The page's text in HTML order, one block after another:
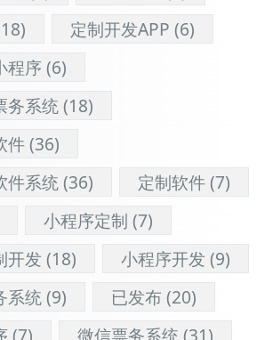
定制开发APP (6)
程序(6)
务系统(18)
件(36)
件系统(36) 定制软件(7)
小程序定制 (7)
开发 (18) 小程序开发 (9)
系统(9) 已发布(20)
(7) 微信票务系统(31)